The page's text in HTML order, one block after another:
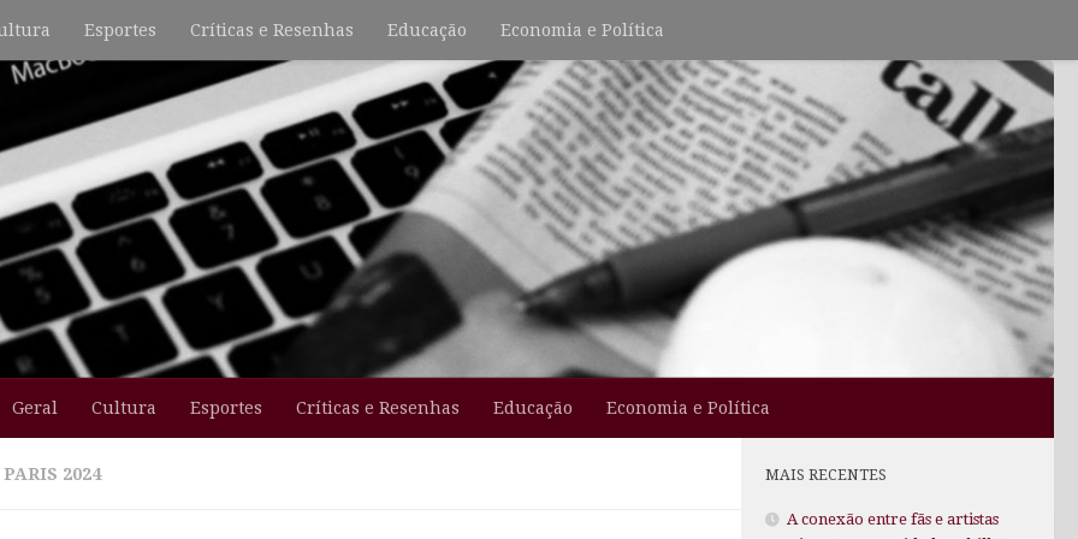
Esportes Críticas e Resenhas Educação Economia e Política
Geral Cultura Esportes Críticas e Resenhas Educação Economia e Política
PARIS 2024 MAIS RECENTES
A conexão entre fãs e artistas